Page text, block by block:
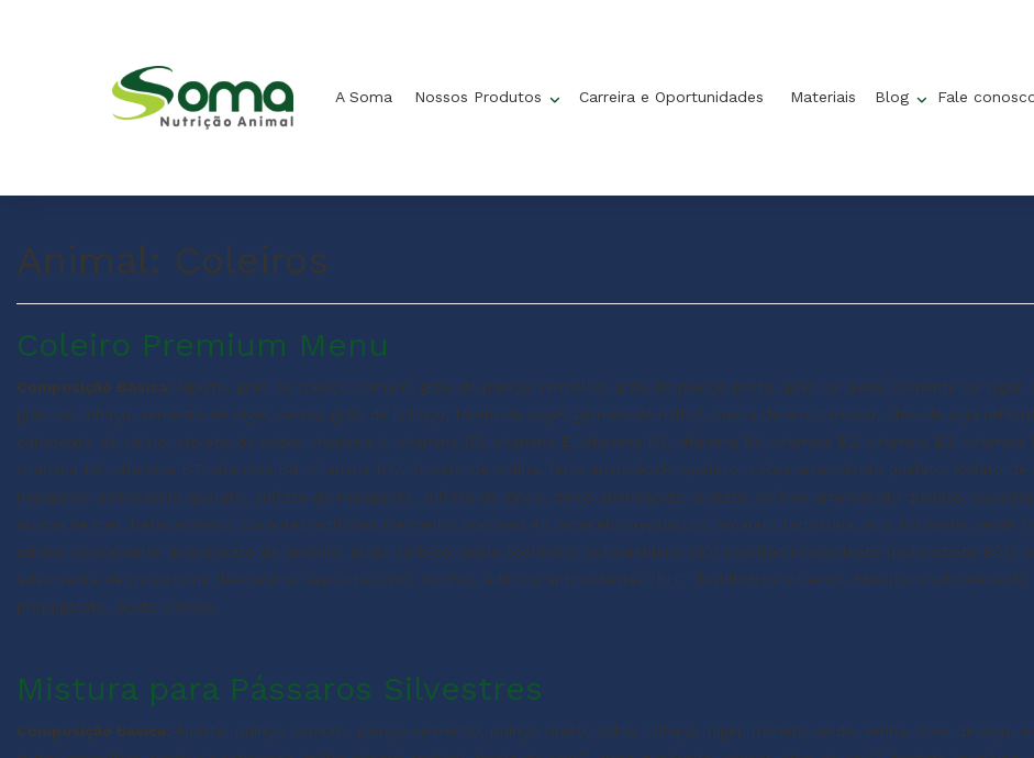
A Soma Nossos Produtos Carreira e Oportunidades Materiais Blog Fale
Animal: Coleiros
Coleiro Premium Menu
Composição Básica: Alpiste, grão de painço comum, grão de painço vermelho, grão de painço preto, grão de aveia, semente de níger,
grão de linhaça, semente de níger, senha, grão de linhaça, farelo de soja², gérmen de milho¹, casca de arroz moída, óleo de soja
carbonato de cálcio, cloreto de sódio, vitamina A, vitamina D3, vitamina E, vitamina K3, vitamina B1, vitamina B2, vitamina B3, vitamina
vitamina B6, vitamina B7, vitamina B9, vitamina B12, cloreto de colina, ferro aminoácido quelato, cobre aminoácido quelato, iodato de
manganês aminoácido quelato, sulfato de manganês, sulfato de zinco, zinco aminoácido quelato, selênio aminoácido quelato, sacarina
aroma de mel, betacaroteno, corantes artificiais (vermelho ponceau 4R, amarelo crepúsculo, amarelo tartrazina, azul brilhante, verde
aditivo conservante (propionato de amônio, ácido sórbico, ácido fosfórico, polioxietileno (20) sorbitan monooleato (polisorbato 80)),
adsorvente de micotoxina (leonardita, sepiolita) (mín. 0,02%), aditivos antioxidantes (BHT (butilhidroxitolueno), BHA (butilhidroxianisol),
propilgalato, ácido cítrico).
Mistura para Pássaros Silvestres
Composição básica: Alpiste, painço comum, painço vermelho, painço preto, colza, linhaça, niger, milheto verde, senha, óleo de soja,